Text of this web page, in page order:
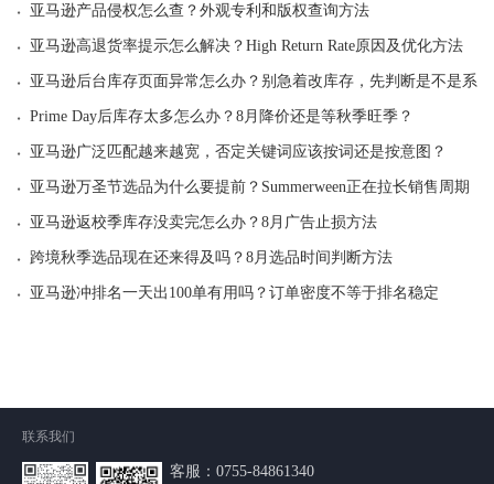
· 亚马逊产品侵权怎么查？外观专利和版权查询方法
· 亚马逊高退货率提示怎么解决？High Return Rate原因及优化方法
· 亚马逊后台库存页面异常怎么办？别急着改库存，先判断是不是系
· Prime Day后库存太多怎么办？8月降价还是等秋季旺季？
· 亚马逊广泛匹配越来越宽，否定关键词应该按词还是按意图？
· 亚马逊万圣节选品为什么要提前？Summerween正在拉长销售周期
· 亚马逊返校季库存没卖完怎么办？8月广告止损方法
· 跨境秋季选品现在还来得及吗？8月选品时间判断方法
· 亚马逊冲排名一天出100单有用吗？订单密度不等于排名稳定
联系我们
客服：0755-84861340